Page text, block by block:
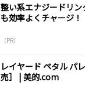
整い系エナジードリ
も効率よくチャージ！
（PR）
レイヤード ペタル パ
売］ | 美的.com